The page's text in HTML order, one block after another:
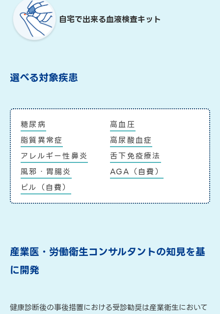
自宅で出来る血液検査キット
選べる対象疾患
糖尿病
高血圧
脂質異常症
高尿酸血症
アレルギー性鼻炎
舌下免疫療法
風邪・胃腸炎
AGA（自費）
ピル（自費）
産業医・労働衛生コンサルタントの知見を基
に開発
健康診断後の事後措置における受診勧奨は産業衛生において